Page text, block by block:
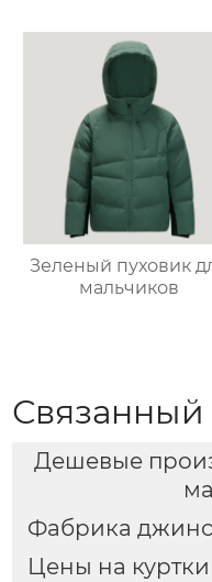
Зеленый пуховик
мальчиков
Связанный
Дешевые
Фабрика
Цены на